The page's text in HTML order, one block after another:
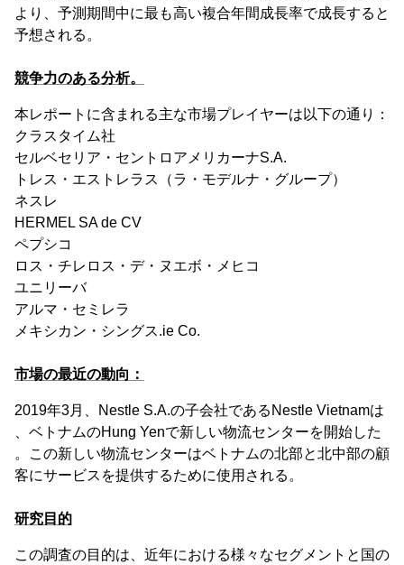
より、予測期間中に最も高い複合年間成長率で成長すると
予想される。
競争力のある分析。
本レポートに含まれる主な市場プレイヤーは以下の通り：
クラスタイム社
セルベセリア・セントロアメリカーナS.A.
トレス・エストレラス（ラ・モデルナ・グループ）
ネスレ
HERMEL SA de CV
ペプシコ
ロス・チレロス・デ・ヌエボ・メヒコ
ユニリーバ
アルマ・セミレラ
メキシカン・シングス.ie Co.
市場の最近の動向：
2019年3月、Nestle S.A.の子会社であるNestle Vietnamは
、ベトナムのHung Yenで新しい物流センターを開始した
。この新しい物流センターはベトナムの北部と北中部の顧
客にサービスを提供するために使用される。
研究目的
この調査の目的は、近年における様々なセグメントと国の